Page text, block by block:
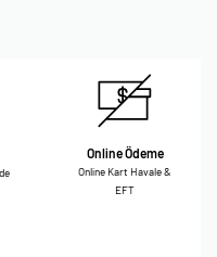
Online Ödeme
Online Kart Havale &
EFT